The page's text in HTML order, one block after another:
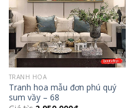
TRANH HOA
Tranh hoa mẫu đơn phú quý
sum vầy – 68